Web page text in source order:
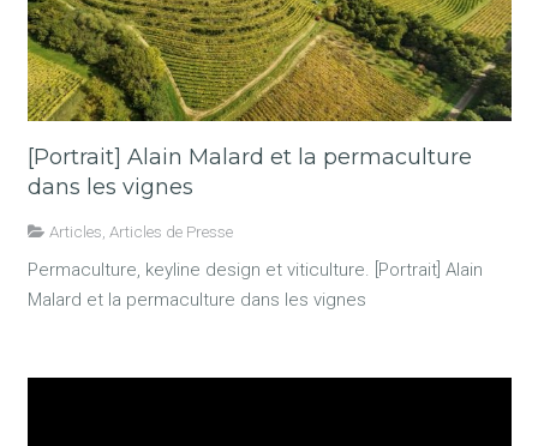
[Portrait] Alain Malard et la permaculture
dans les vignes
Articles Articles de Presse
Permaculture, keyline design et viticulture. [Portrait] Alain
Malard et la permaculture dans les vignes